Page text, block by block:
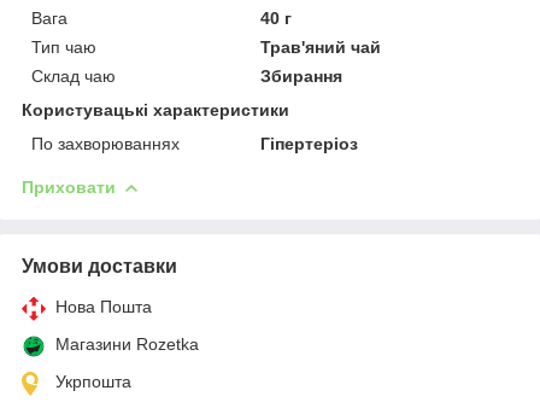
Вага
40 г
Тип чаю
Трав'яний чай
Склад чаю
Збирання
Користувацькi характеристики
По захворюваннях
Гіпертеріоз
Приховати
Умови доставки
Нова Пошта
Магазини Rozetka
Укрпошта